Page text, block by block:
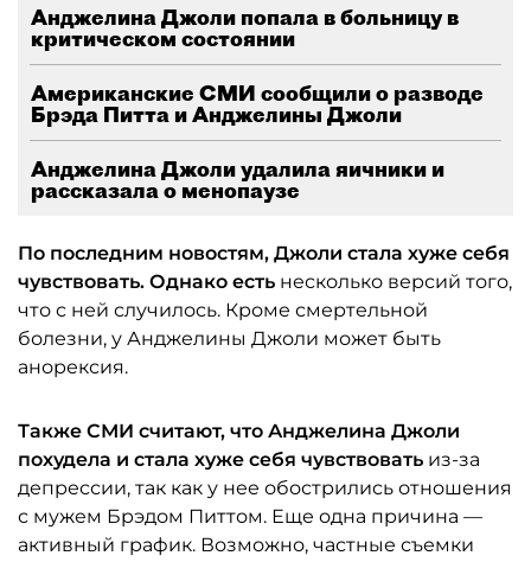
Анджелина Джоли попала в больницу в
критическом состоянии
Американские СМИ сообщили о разводе
Брэда Питта и Анджелины Джоли
Анджелина Джоли удалила яичники и
рассказала о менопаузе
По последним новостям, Джоли стала хуже себя
чувствовать. Однако есть несколько версий того,
что с ней случилось. Кроме смертельной
болезни, у Анджелины Джоли может быть
анорексия.
Также СМИ считают, что Анджелина Джоли
похудела и стала хуже себя чувствовать из-за
депрессии, так как у нее обострились отношения
с мужем Брэдом Питтом. Еще одна причина —
активный график. Возможно, частные съемки